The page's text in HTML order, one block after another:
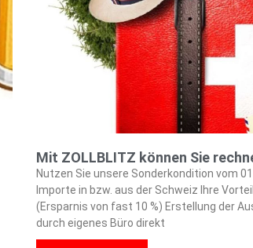
Mit ZOLLBLITZ können Sie
Nutzen Sie unsere Sonderkondition vom
Importe in bzw. aus der Schweiz Ihre
(Ersparnis von fast 10 %) Erstellung der
durch eigenes Büro direkt